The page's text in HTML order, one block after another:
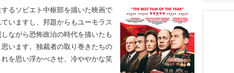
るソビエト中枢部を描いた映画で
いますし、邦題からもユーモラス
ながら恐怖政治の時代を描いたも
います。独裁者の取り巻きたちの
を思い浮かべさせ、冷ややかな笑